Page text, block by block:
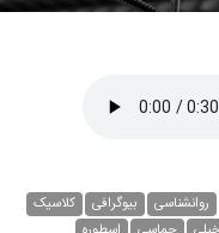
روانشناسی بیوگرافی
کلاسیک